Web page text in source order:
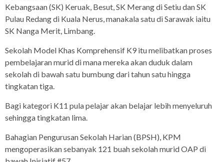
Kebangsaan (SK) Keruak, Besut, SK Merang di Setiu dan SK
Pulau Redang di Kuala Nerus, manakala satu di Sarawak iaitu
SK Nanga Merit, Limbang.
Sekolah Model Khas Komprehensif K9 itu melibatkan proses
pembelajaran murid di mana mereka akan duduk dalam
sekolah di bawah satu bumbung dari tahun satu hingga
tingkatan tiga.
Bagi kategori K11 pula pelajar akan belajar lebih menyeluruh
sehingga tingkatan lima.
Bahagian Pengurusan Sekolah Harian (BPSH), KPM
mengoperasikan sebanyak 121 buah sekolah murid OAP di